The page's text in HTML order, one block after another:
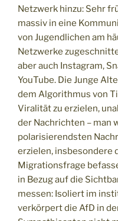
Netzwerk hinzu: Sehr
massiv in eine
von Jugendlichen am
Netzwerke
aber auch Instagram,
YouTube. Die Junge
dem Algorithmus von
Viralität zu erzielen,
der Nachrichten – man
polarisierendsten
erzielen, insbesondere
Migrationsfrage
in Bezug auf die
messen: Isoliert im
verkörpert die AfD in